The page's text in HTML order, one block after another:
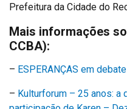
Prefeitura da Cidade do
Mais informações
CCBA):
– ESPERANÇAS em
– Kulturforum – 25 anos: a